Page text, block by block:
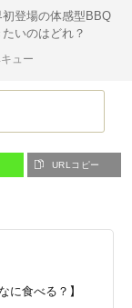
登場の体感型BBQ
いのはどれ？
ュー
URLコピー
に食べる？】